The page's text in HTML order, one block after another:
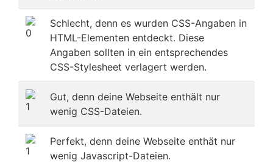
Schlecht, denn es wurden CSS-Angaben in
HTML-Elementen entdeckt. Diese
Angaben sollten in ein entsprechendes
CSS-Stylesheet verlagert werden.
Gut, denn deine Webseite enthält nur
wenig CSS-Dateien.
Perfekt, denn deine Webseite enthät nur
wenig Javascript-Dateien.